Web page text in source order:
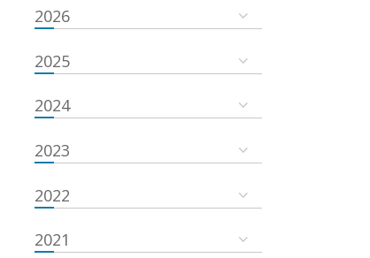
2026
2025
2024
2023
2022
2021